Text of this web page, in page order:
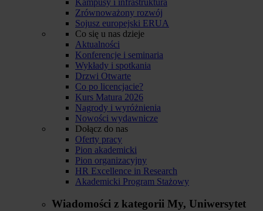
Zrównoważony rozwój
Sojusz europejski ERUA
Co się u nas dzieje
Aktualności
Konferencje i seminaria
Wykłady i spotkania
Drzwi Otwarte
Co po licencjacie?
Kurs Matura 2026
Nagrody i wyróżnienia
Nowości wydawnicze
Dołącz do nas
Oferty pracy
Pion akademicki
Pion organizacyjny
HR Excellence in Research
Akademicki Program Stażowy
Wiadomości z kategorii My, Uniwersytet